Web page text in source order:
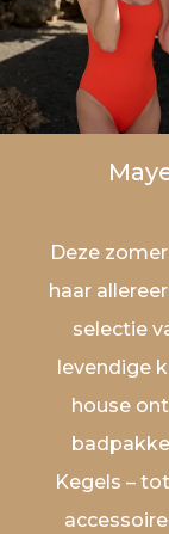
Deze
haar
selectie
levendige
house
Kegels –